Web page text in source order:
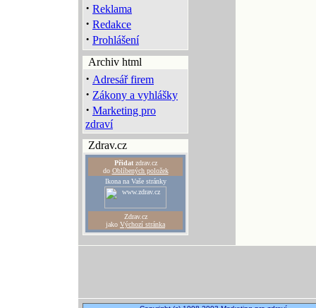
· Reklama
· Redakce
· Prohlášení
Archiv html
· Adresář firem
· Zákony a vyhlášky
· Marketing pro
zdraví
Zdrav.cz
Přidatzdrav.cz
do Oblíbených položek
Ikona na Vaše stránky
Zdrav.cz
jako Výchozí stránka